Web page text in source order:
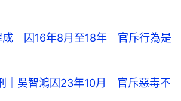
成 囚16年8月至18年 官斥行為是
｜吳智鴻囚23年10月 官斥惡毒不